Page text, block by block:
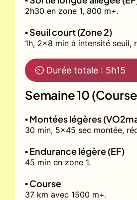
2h30 en zone 1, 800 m+.
▪️ Seuil court (Zone 2)
1h, 2x8 min à intensité seuil,
⏲ Durée totale : 5h15
Semaine 10
▪️ Montées légères
30 min, 5x45 sec montée,
▪️ Endurance légère (EF)
45 min en zone 1.
▪️ Course
37 km avec 1500 m+.